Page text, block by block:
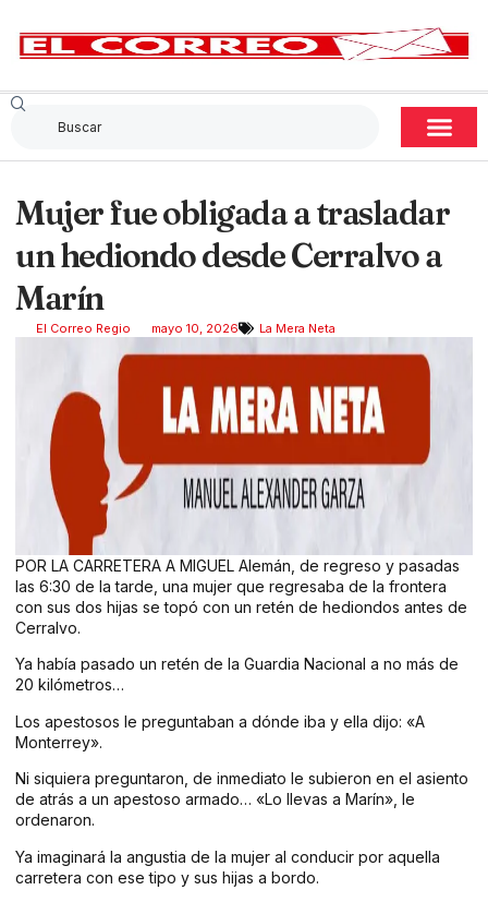
Mujer fue obligada a trasladar
un hediondo desde Cerralvo a
Marín
El Correo Regio mayo 10, 2026 La Mera Neta
POR LA CARRETERA A MIGUEL Alemán, de regreso y pasadas
las 6:30 de la tarde, una mujer que regresaba de la frontera
con sus dos hijas se topó con un retén de hediondos antes de
Cerralvo.
Ya había pasado un retén de la Guardia Nacional a no más de
20 kilómetros…
Los apestosos le preguntaban a dónde iba y ella dijo: «A
Monterrey».
Ni siquiera preguntaron, de inmediato le subieron en el asiento
de atrás a un apestoso armado… «Lo llevas a Marín», le
ordenaron.
Ya imaginará la angustia de la mujer al conducir por aquella
carretera con ese tipo y sus hijas a bordo.